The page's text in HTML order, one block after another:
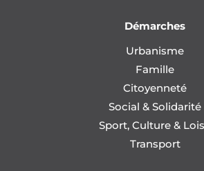
Démarches
Urbanisme
Famille
Citoyenneté
Social & Solidarité
Sport, Culture &
Transport